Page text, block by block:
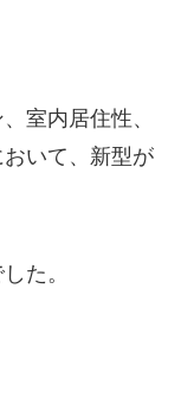
室内居住性、
いて、新型が
た。